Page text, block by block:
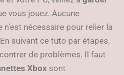
vous jouez. Aucune
nécessaire pour relier la
suivant ce tuto par étapes,
de problèmes. Il faut
Xbox sont